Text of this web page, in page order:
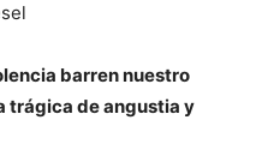
barren nuestro
trágica de angustia y